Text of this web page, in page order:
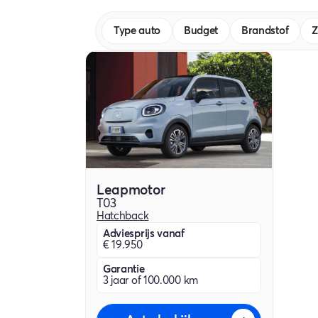
Type auto Budget Brandstof
Leapmotor
T03
Hatchback
Adviesprijs vanaf
€ 19.950
Garantie
3 jaar of 100.000 km